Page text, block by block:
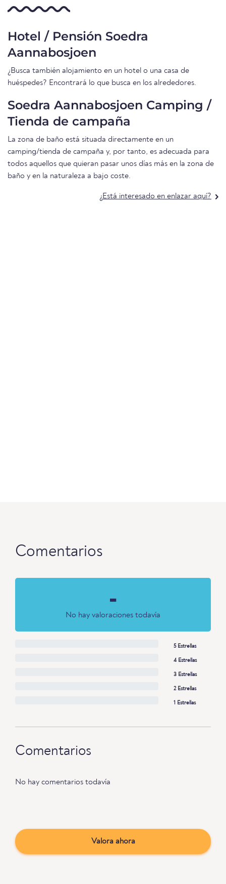
Hotel / Pensión Soedra
Aannabosjoen
¿Busca también alojamiento en un hotel o una casa de
huéspedes? Encontrará lo que busca en los alrededores.
Soedra Aannabosjoen Camping /
Tienda de campaña
La zona de baño está situada directamente en un
camping/tienda de campaña y, por tanto, es adecuada para
todos aquellos que quieran pasar unos días más en la zona de
baño y en la naturaleza a bajo coste.
¿Está interesado en enlazar aquí?
Comentarios
-
No hay valoraciones todavía
5 Estrellas
4 Estrellas
3 Estrellas
2 Estrellas
1 Estrellas
Comentarios
No hay comentarios todavía
Valora ahora